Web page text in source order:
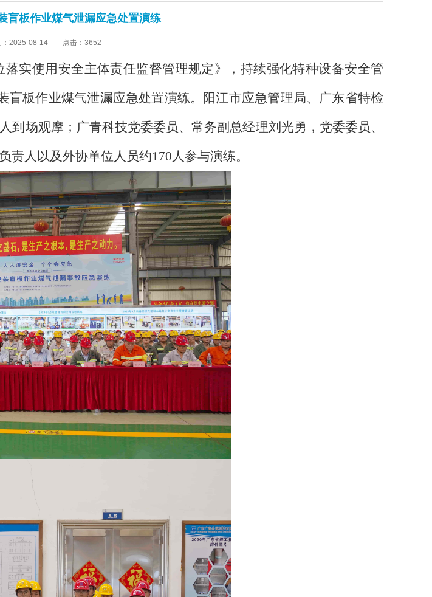
盲板作业煤气泄漏应急处置演练
2025-08-14 点击：3652
实使用安全主体责任监督管理规定》，持续强化特种设备安全管
盲板作业煤气泄漏应急处置演练。阳江市应急管理局、广东省特检
场观摩；广青科技党委委员、常务副总经理刘光勇，党委委员、
人以及外协单位人员约170人参与演练。